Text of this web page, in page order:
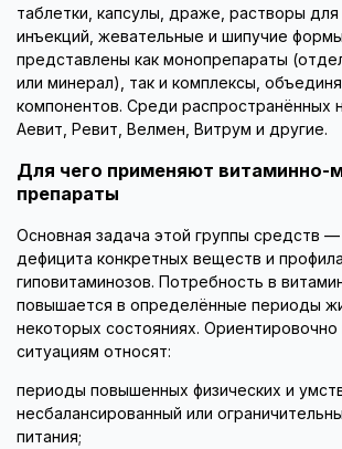
таблетки, капсулы, драже, растворы
инъекций, жевательные и шипучие
представлены как монопрепараты
или минерал), так и комплексы,
компонентов. Среди распространённых
Аевит, Ревит, Велмен, Витрум и другие.
Для чего применяют витаминно-
препараты
Основная задача этой группы средств
дефицита конкретных веществ и
гиповитаминозов. Потребность в
повышается в определённые периоды
некоторых состояниях. Ориентировочно
ситуациям относят:
периоды повышенных физических и
несбалансированный или
питания;